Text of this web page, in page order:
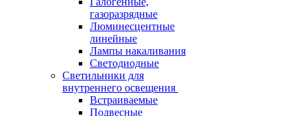
газоразрядные
Люминесцентные
линейные
Лампы накаливания
Светодиодные
Светильники для
внутреннего освещения
Встраиваемые
Подвесные